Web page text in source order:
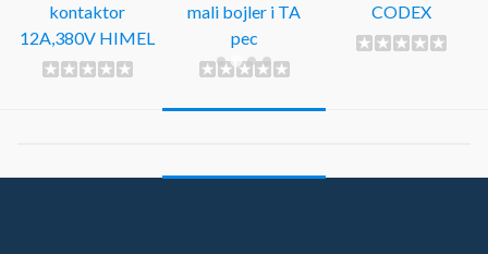
kontaktor
12A,380V HIMEL
mali bojler i TA
pec
CODEX